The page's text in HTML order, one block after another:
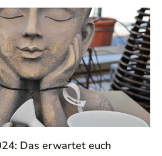
Das erwartet euch